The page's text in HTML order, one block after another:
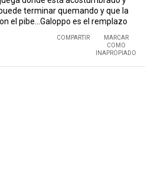
terminar quemando y que la
el pibe…Galoppo es el remplazo
COMPARTIR
MARCAR
COMO
INAPROPIADO